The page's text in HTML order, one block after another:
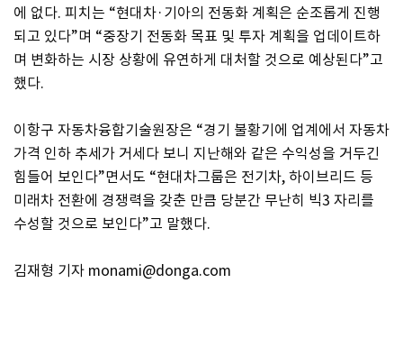
에 없다. 피치는 “현대차·기아의 전동화 계획은 순조롭게 진행
되고 있다”며 “중장기 전동화 목표 및 투자 계획을 업데이트하
며 변화하는 시장 상황에 유연하게 대처할 것으로 예상된다”고
했다.
이항구 자동차융합기술원장은 “경기 불황기에 업계에서 자동차
가격 인하 추세가 거세다 보니 지난해와 같은 수익성을 거두긴
힘들어 보인다”면서도 “현대차그룹은 전기차, 하이브리드 등
미래차 전환에 경쟁력을 갖춘 만큼 당분간 무난히 빅3 자리를
수성할 것으로 보인다”고 말했다.
김재형 기자 monami@donga.com